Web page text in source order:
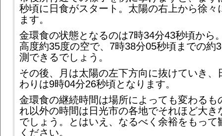
秒頃に日食がスタート。太陽の右上から徐々
ます。
金環食の状態となるのは7時34分43秒頃から
高度約35度の空で、7時38分05秒頃までの約
測できるでしょう。
その後、月は太陽の左下方向に抜けていき、
わりは9時04分26秒頃となります。
金環食の継続時間は場所によっても変わるも
れ以外の時間は日光市の各地でそれほど大き
でしょう。とはいえ、なるべく余裕をもって
ください。